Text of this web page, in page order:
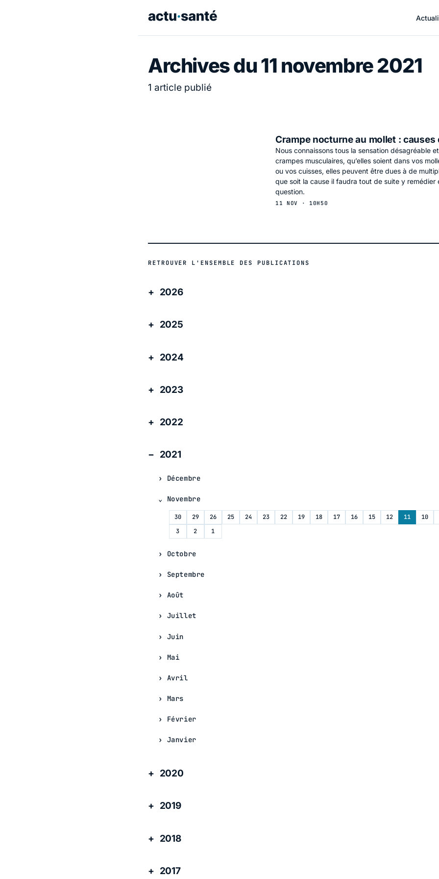
Archives du 11 novembre 2021
1 article publié
Crampe nocturne au mollet :
Nous connaissons tous la sensation désagréable
crampes musculaires, qu’elles soient dans vos
ou vos cuisses, elles peuvent être dues à de
que soit la cause il faudra tout de suite y remédier
question.
11 NOV · 10H50
RETROUVER L'ENSEMBLE DES PUBLICATIONS
2026
2025
2024
2023
2022
2021
Décembre
Novembre
30 29 26 25 24 23 22 19 18 17 16 15 12 11 10
3
2 1
Octobre
Septembre
Août
Juillet
Juin
Mai
Avril
Mars
Février
Janvier
2020
2019
2018
2017